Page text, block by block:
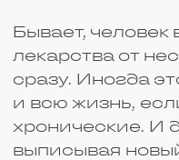
простое правило.
любому доктору, что вы
долго и в какой дозе. И
уточняйте, можно ли
препараты с новыми.
совместимость
препаратов и то, как